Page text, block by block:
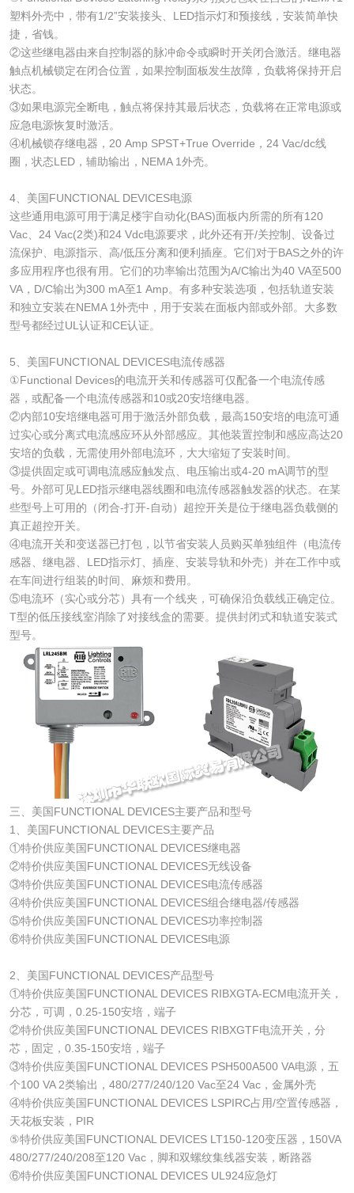
塑料外壳中，带有1/2”安装接头、LED指示灯和预接线，安装简单快
捷，省钱。
②这些继电器由来自控制器的脉冲命令或瞬时开关闭合激活。继电器
触点机械锁定在闭合位置，如果控制面板发生故障，负载将保持开启
状态。
③如果电源完全断电，触点将保持其最后状态，负载将在正常电源或
应急电源恢复时激活。
④机械锁存继电器，20 Amp SPST+True Override，24 Vac/dc线
圈，状态LED，辅助输出，NEMA 1外壳。
4、美国FUNCTIONAL DEVICES电源
这些通用电源可用于满足楼宇自动化(BAS)面板内所需的所有120
Vac、24 Vac(2类)和24 Vdc电源要求，此外还有开/关控制、设备过
流保护、电源指示、高/低压分离和便利插座。它们对于BAS之外的许
多应用程序也很有用。它们的功率输出范围为A/C输出为40 VA至500
VA，D/C输出为300 mA至1 Amp。有多种安装选项，包括轨道安装
和独立安装在NEMA 1外壳中，用于安装在面板内部或外部。大多数
型号都经过UL认证和CE认证。
5、美国FUNCTIONAL DEVICES电流传感器
①Functional Devices的电流开关和传感器可仅配备一个电流传感
器，或配备一个电流传感器和10或20安培继电器。
②内部10安培继电器可用于激活外部负载，最高150安培的电流可通
过实心或分离式电流感应环从外部感应。其他装置控制和感应高达20
安培的负载，无需使用外部电流环，大大缩短了安装时间。
③提供固定或可调电流感应触发点、电压输出或4-20 mA调节的型
号。外部可见LED指示继电器线圈和电流传感器触发器的状态。在某
些型号上可用的（闭合-打开-自动）超控开关是位于继电器负载侧的
真正超控开关。
④电流开关和变送器已打包，以节省安装人员购买单独组件（电流传
感器、继电器、LED指示灯、插座、安装导轨和外壳）并在工作中或
在车间进行组装的时间、麻烦和费用。
⑤电流环（实心或分芯）具有一个线夹，可确保沿负载线正确定位。
T型的低压接线室消除了对接线盒的需要。提供封闭式和轨道安装式
型号。
三、美国FUNCTIONAL DEVICES主要产品和型号
1、美国FUNCTIONAL DEVICES主要产品
①特价供应美国FUNCTIONAL DEVICES继电器
②特价供应美国FUNCTIONAL DEVICES无线设备
③特价供应美国FUNCTIONAL DEVICES电流传感器
④特价供应美国FUNCTIONAL DEVICES组合继电器/传感器
⑤特价供应美国FUNCTIONAL DEVICES功率控制器
⑥特价供应美国FUNCTIONAL DEVICES电源
2、美国FUNCTIONAL DEVICES产品型号
①特价供应美国FUNCTIONAL DEVICES RIBXGTA-ECM电流开关，
分芯，可调，0.25-150安培，端子
②特价供应美国FUNCTIONAL DEVICES RIBXGTF电流开关，分
芯，固定，0.35-150安培，端子
③特价供应美国FUNCTIONAL DEVICES PSH500A500 VA电源，五
个100 VA 2类输出，480/277/240/120 Vac至24 Vac，金属外壳
④特价供应美国FUNCTIONAL DEVICES LSPIRC占用/空置传感器，
天花板安装，PIR
⑤特价供应美国FUNCTIONAL DEVICES LT150-120变压器，150VA
480/277/240/208至120 Vac，脚和双螺纹集线器安装，断路器
⑥特价供应美国FUNCTIONAL DEVICES UL924应急灯